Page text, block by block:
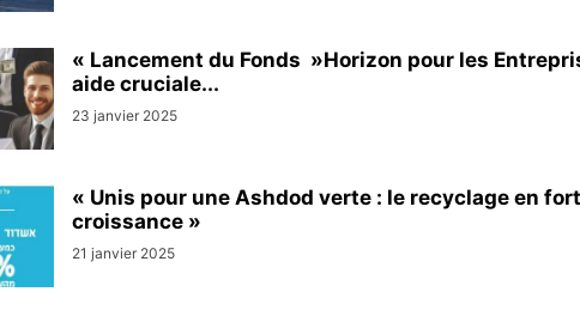
« Lancement du Fonds »Horizon pour les
aide cruciale...
23 janvier 2025
« Unis pour une Ashdod verte : le recyclage en
croissance »
21 janvier 2025